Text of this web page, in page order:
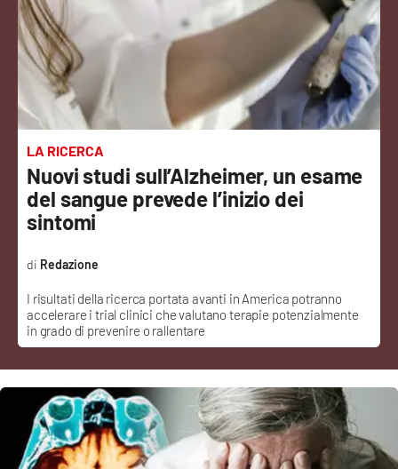
Sanità
Sport
Cultura
Podcast
Meteo
VIDEO
Ambiente
Cronaca
Cultura
LA RICERCA
Nuovi studi sull’Alzheimer, un esame
del sangue prevede l’inizio dei
sintomi
I risultati della ricerca portata avanti in America potranno
accelerare i trial clinici che valutano terapie potenzialmente
in grado di prevenire o rallentare
Redazione